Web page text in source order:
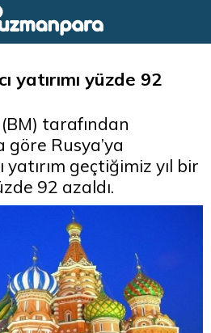
yatırımı yüzde 92
tarafından
Rusya’ya
geçtiğimiz yıl bir
92 azaldı.